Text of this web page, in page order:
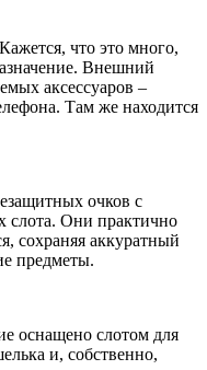
что это много,
Внешний
аксессуаров –
Там же находится
очков с
слота. Они практично
сохраняя аккуратный
предметы.
оснащено слотом для
и, собственно,